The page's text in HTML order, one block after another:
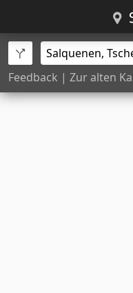
Feedback | Zur alten